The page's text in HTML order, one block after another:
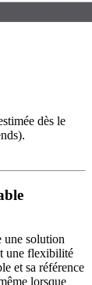
dès le
solution
une flexibilité
et sa référence
lorsque